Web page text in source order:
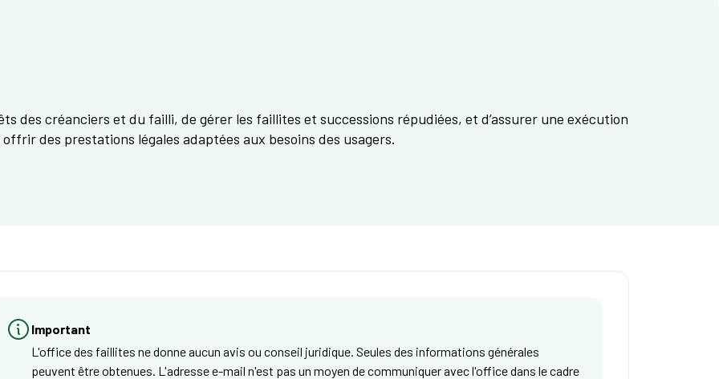
des créanciers et du failli, de gérer les faillites et successions répudiées, et d’assurer une exécution
des prestations légales adaptées aux besoins des usagers.
Important
L'office des faillites ne donne aucun avis ou conseil juridique. Seules des informations générales
peuvent être obtenues. L'adresse e-mail n'est pas un moyen de communiquer avec l'office dans le cadre